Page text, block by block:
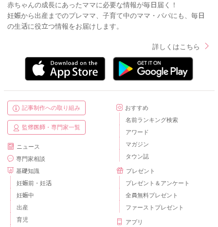
赤ちゃんの成長にあったママに必要な情報が毎日届く！
妊娠から出産までのプレママ、子育て中のママ・パパにも、毎日
の生活に役立つ情報をお届けします。
詳しくはこちら
記事制作への取り組み
監修医師・専門家一覧
ニュース
専門家相談
基礎知識
妊娠前・妊活
妊娠中
出産
育児
おすすめ
名前ランキング検索
アワード
マガジン
タウン誌
プレゼント
プレゼント＆アンケート
全員無料プレゼント
ファーストプレゼント
アプリ